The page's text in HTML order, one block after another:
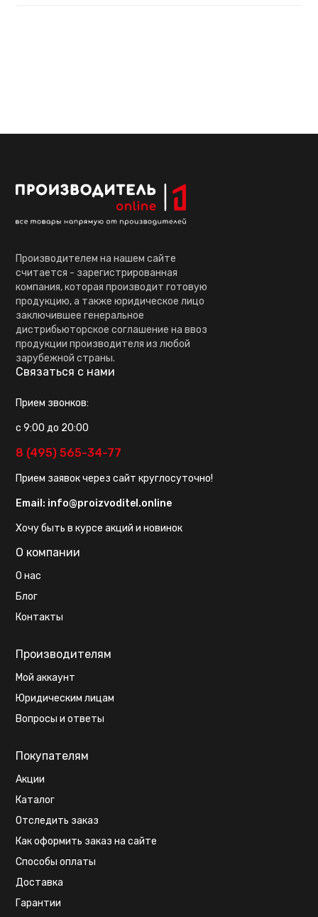
Производителем на нашем сайте
считается - зарегистрированная
компания, которая производит готовую
продукцию, а также юридическое лицо
заключившее генеральное
дистрибьюторское соглашение на ввоз
продукции производителя из любой
зарубежной страны.
Связаться с нами
Прием звонков:
с 9:00 до 20:00
8 (495) 565-34-77
Прием заявок через сайт круглосуточно!
Email: info@proizvoditel.online
Хочу быть в курсе акций и новинок
О компании
О нас
Блог
Контакты
Производителям
Мой аккаунт
Юридическим лицам
Вопросы и ответы
Покупателям
Акции
Каталог
Отследить заказ
Как оформить заказ на сайте
Способы оплаты
Доставка
Гарантии